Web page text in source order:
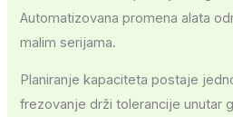
Automatizovana promena alata
malim serijama.
Planiranje kapaciteta postaje
frezovanje drži tolerancije unutar